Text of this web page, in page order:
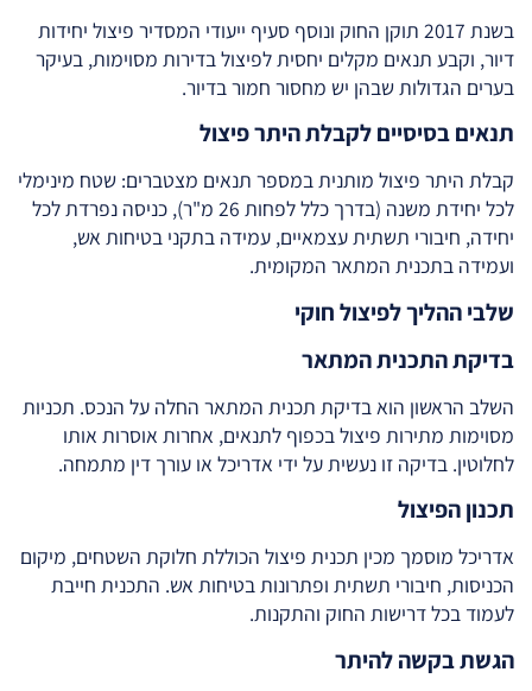
בשנת 2017 תוקן החוק ונוסף סעיף ייעודי המסדיר פיצול יחידות
דיור, וקבע תנאים מקלים יחסית לפיצול בדירות מסוימות, בעיקר
בערים הגדולות שבהן יש מחסור חמור בדיור.
תנאים בסיסיים לקבלת היתר פיצול
קבלת היתר פיצול מותנית במספר תנאים מצטברים: שטח מינימלי
לכל יחידת משנה (בדרך כלל לפחות 26 מ"ר), כניסה נפרדת לכל
יחידה, חיבורי תשתית עצמאיים, עמידה בתקני בטיחות אש,
ועמידה בתכנית המתאר המקומית.
שלבי ההליך לפיצול חוקי
בדיקת התכנית המתאר
השלב הראשון הוא בדיקת תכנית המתאר החלה על הנכס. תכניות
מסוימות מתירות פיצול בכפוף לתנאים, אחרות אוסרות אותו
לחלוטין. בדיקה זו נעשית על ידי אדריכל או עורך דין מתמחה.
תכנון הפיצול
אדריכל מוסמך מכין תכנית פיצול הכוללת חלוקת השטחים, מיקום
הכניסות, חיבורי תשתית ופתרונות בטיחות אש. התכנית חייבת
לעמוד בכל דרישות החוק והתקנות.
הגשת בקשה להיתר